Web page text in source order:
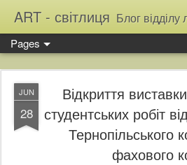
ART - світлиця Блог відділу літератури з мистецтва
Pages
JUN
28
Відкриття
студентських робіт
Тернопільського
фахового